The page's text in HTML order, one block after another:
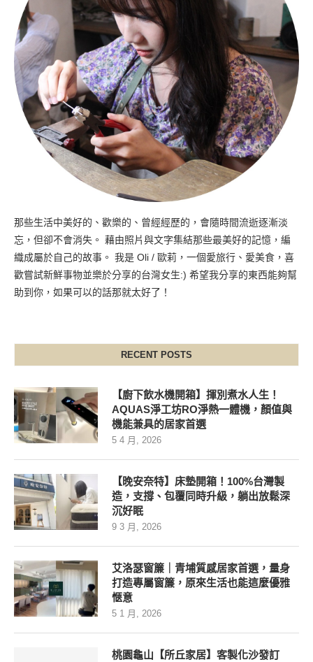
那些生活中美好的、歡樂的、曾經經歷的，會隨時間流逝逐漸淡
忘，但卻不會消失。 藉由照片與文字集結那些最美好的記憶，編
織成屬於自己的故事。 我是 Oli / 歐莉，一個愛旅行、愛美食，喜
歡嘗試新鮮事物並樂於分享的台灣女生:) 希望我分享的東西能夠幫
助到你，如果可以的話那就太好了！
RECENT POSTS
【廚下飲水機開箱】揮別煮水人生！
AQUAS淨工坊RO淨熱一體機，顏值與
機能兼具的居家首選
5 4 月, 2026
【晚安奈特】床墊開箱！100%台灣製
造，支撐、包覆同時升級，躺出放鬆深
沉好眠
9 3 月, 2026
艾洛瑟窗簾｜青埔質感居家首選，量身
打造專屬窗簾，原來生活也能這麼優雅
愜意
5 1 月, 2026
桃園龜山【所丘家居】客製化沙發訂